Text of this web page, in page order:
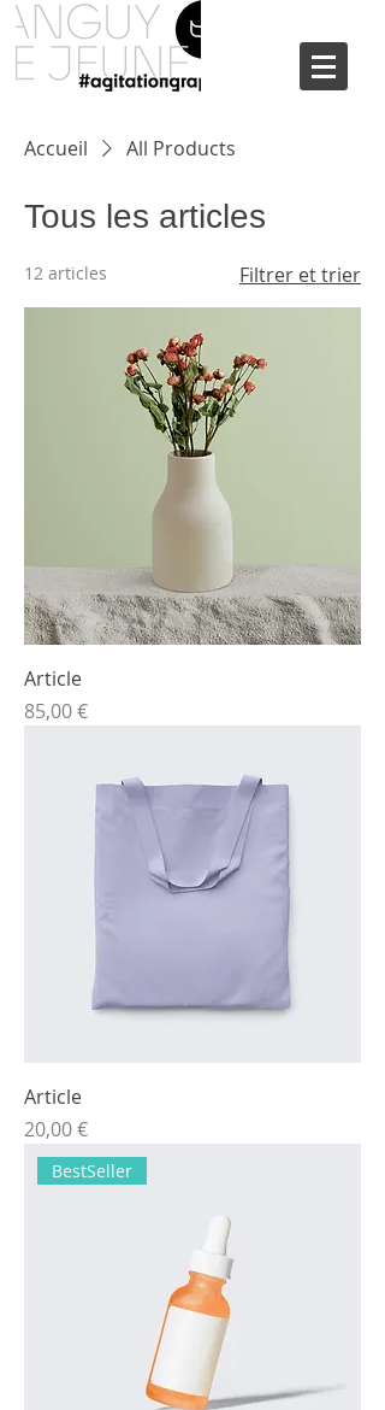
Accueil All Products
Tous les articles
12 articles Filtrer et trier
Article
Prix
85,00 €
Article
Prix
20,00 €
BestSeller